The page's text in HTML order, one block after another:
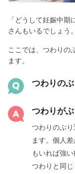
「どうして妊娠中
さんもいるでしょう。
ここでは、つわりの
ます。
つわりの
つわりが
つわりのぶ
ます。個人
もいれば強
つわりと同